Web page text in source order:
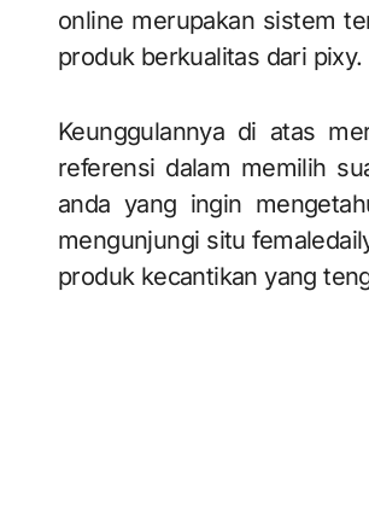
online merupakan sistem
produk berkualitas dari pixy.
Keunggulannya di atas
referensi dalam memilih
anda yang ingin
mengunjungi situ
produk kecantikan yang